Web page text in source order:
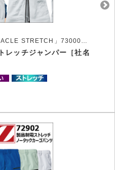
ッチジャンパー［社名